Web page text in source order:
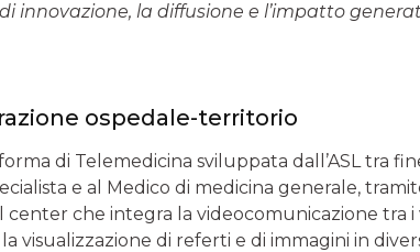
innovazione, la diffusione e l’impatto
ospedale-territorio
di Telemedicina sviluppata dall’ASL tra
e al Medico di medicina generale,
center che integra la videocomunicazione tra
visualizzazione di referti e di immagini in